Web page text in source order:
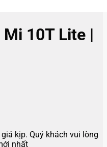
10T Lite |
kịp. Quý khách vui lòng
nhất